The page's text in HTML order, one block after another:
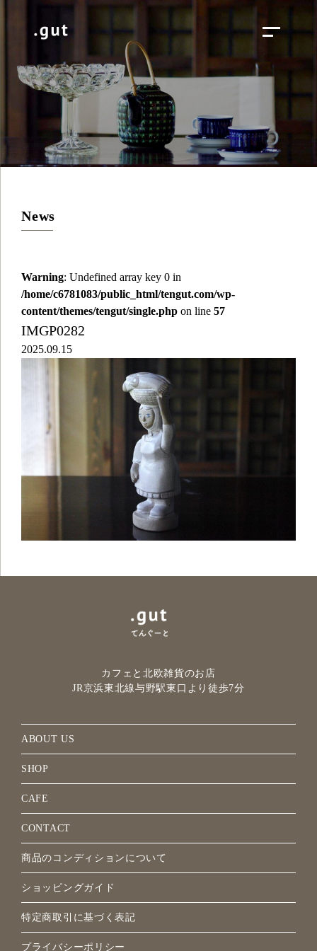
News
Warning: Undefined array key 0 in
/home/c6781083/public_html/tengut.com/wp-
content/themes/tengut/single.php on line 57
IMGP0282
2025.09.15
カフェと北欧雑貨のお店
JR京浜東北線与野駅東口より徒歩7分
ABOUT US
SHOP
CAFE
CONTACT
商品のコンディションについて
ショッピングガイド
特定商取引に基づく表記
プライバシーポリシー